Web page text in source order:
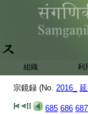
組織 利
宗鏡録 (No. 2016_
685 686 687